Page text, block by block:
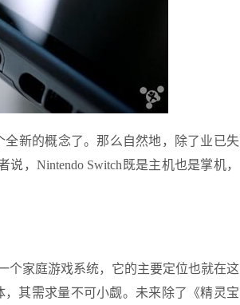
新的概念了。那么自然地，除了业已失
，Nintendo Switch既是主机也是掌机，
个家庭游戏系统，它的主要定位也就在这
其需求量不可小觑。未来除了《精灵宝